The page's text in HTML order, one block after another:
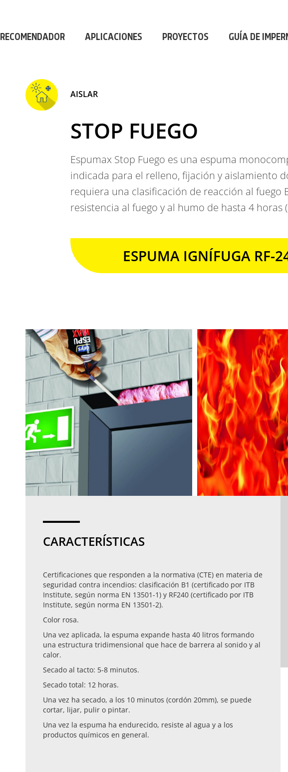
RECOMENDADOR APLICACIONES PROYECTOS GUÍA DE
AISLAR
STOP FUEGO
Espumax Stop Fuego es una espuma
indicada para el relleno, fijación y aislamiento
requiera una clasificación de reacción al fuego
resistencia al fuego y al humo de hasta 4 horas
ESPUMA IGNÍFUGA RF-
CARACTERÍSTICAS
Certificaciones que responden a la normativa (CTE) en materia de
seguridad contra incendios: clasificación B1 (certificado por ITB
Institute, según norma EN 13501-1) y RF240 (certificado por ITB
Institute, según norma EN 13501-2).
Color rosa.
Una vez aplicada, la espuma expande hasta 40 litros formando
una estructura tridimensional que hace de barrera al sonido y al
calor.
Secado al tacto: 5-8 minutos.
Secado total: 12 horas.
Una vez ha secado, a los 10 minutos (cordón 20mm), se puede
cortar, lijar, pulir o pintar.
Una vez la espuma ha endurecido, resiste al agua y a los
productos químicos en general.